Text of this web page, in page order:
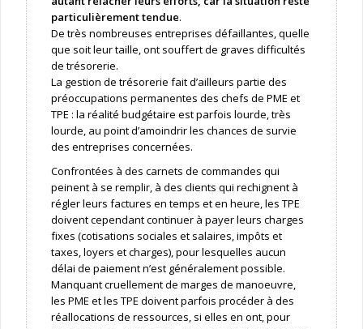
particulièrement tendue.
De très nombreuses entreprises défaillantes, quelle
que soit leur taille, ont souffert de graves difficultés
de trésorerie.
La gestion de trésorerie fait d’ailleurs partie des
préoccupations permanentes des chefs de PME et
TPE : la réalité budgétaire est parfois lourde, très
lourde, au point d’amoindrir les chances de survie
des entreprises concernées.
Confrontées à des carnets de commandes qui
peinent à se remplir, à des clients qui rechignent à
régler leurs factures en temps et en heure, les TPE
doivent cependant continuer à payer leurs charges
fixes (cotisations sociales et salaires, impôts et
taxes, loyers et charges), pour lesquelles aucun
délai de paiement n’est généralement possible.
Manquant cruellement de marges de manoeuvre,
les PME et les TPE doivent parfois procéder à des
réallocations de ressources, si elles en ont, pour